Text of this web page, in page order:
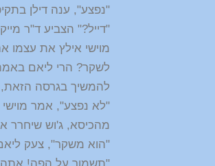
"נפצע", ענה דילן
"דייל?" הצביע ד"ר
מוישי אילץ את עצמו
לשקר? הרי ליאם
להמשיך בגרסה
"לא נפצע", אמר
מהכיסא, ג'וש שיחרר
"הוא משקר", צעק